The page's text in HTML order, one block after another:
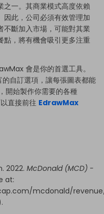
之一。其商業模式高度依賴
因此，公司必須有效管理加
不斷加入市場，可能對其業
點，將有機會吸引更多注重
會是你的首選工具。
的自訂選項，讓每張圖表都能
開始製作你需要的各種
直接前往 EdrawMax
2022. McDonald (MCD) -
at:
mcdonald/